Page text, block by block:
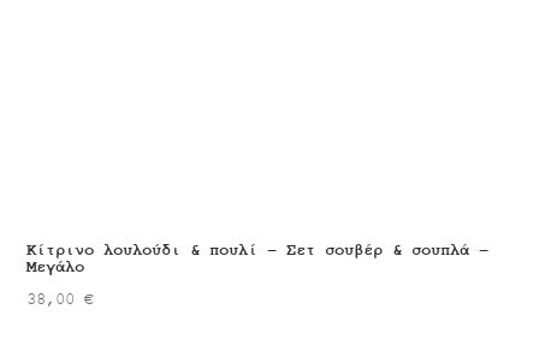
Κίτρινο λουλούδι & πουλί – Σετ σουβέρ & σουπλά –
Μεγάλο
38,00€